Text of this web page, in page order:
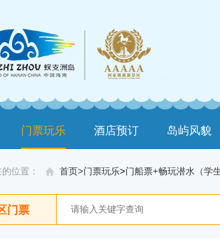
门票玩乐 酒店预订 岛屿风貌
位置： 首页>门票玩乐>门船票+畅玩潜水（学
门票